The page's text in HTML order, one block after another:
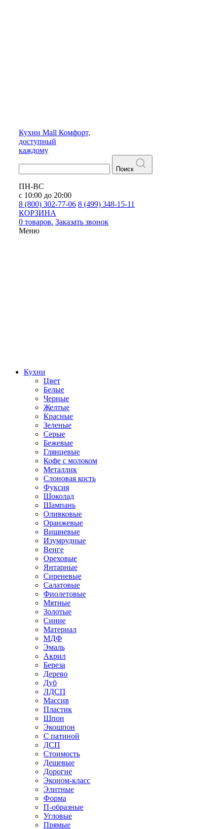
Кухни Mall Комфорт,
доступный
каждому
Поиск
ПН-ВС
с 10:00 до 20:00
8 (800) 302-77-06 8 (499) 348-15-11
КОРЗИНА
0 товаров. Заказать звонок
Меню
Кухни
Цвет
Белые
Черные
Желтые
Красные
Зеленые
Серые
Бежевые
Глянцевые
Кофе с молоком
Металлик
Слоновая кость
Фуксия
Шоколад
Шампань
Оливковые
Оранжевые
Вишневые
Изумрудные
Венге
Ореховые
Янтарные
Сиреневые
Салатовые
Фиолетовые
Мятные
Золотые
Синие
Материал
МДФ
Эмаль
Акрил
Береза
Дерево
Дуб
ЛДСП
Массив
Пластик
Шпон
Экошпон
С патиной
ДСП
Стоимость
Дешевые
Дорогие
Эконом-класс
Элитные
Форма
П-образные
Угловые
Прямые